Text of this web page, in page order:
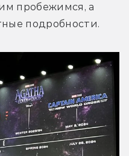
пробежимся, а
подробности.